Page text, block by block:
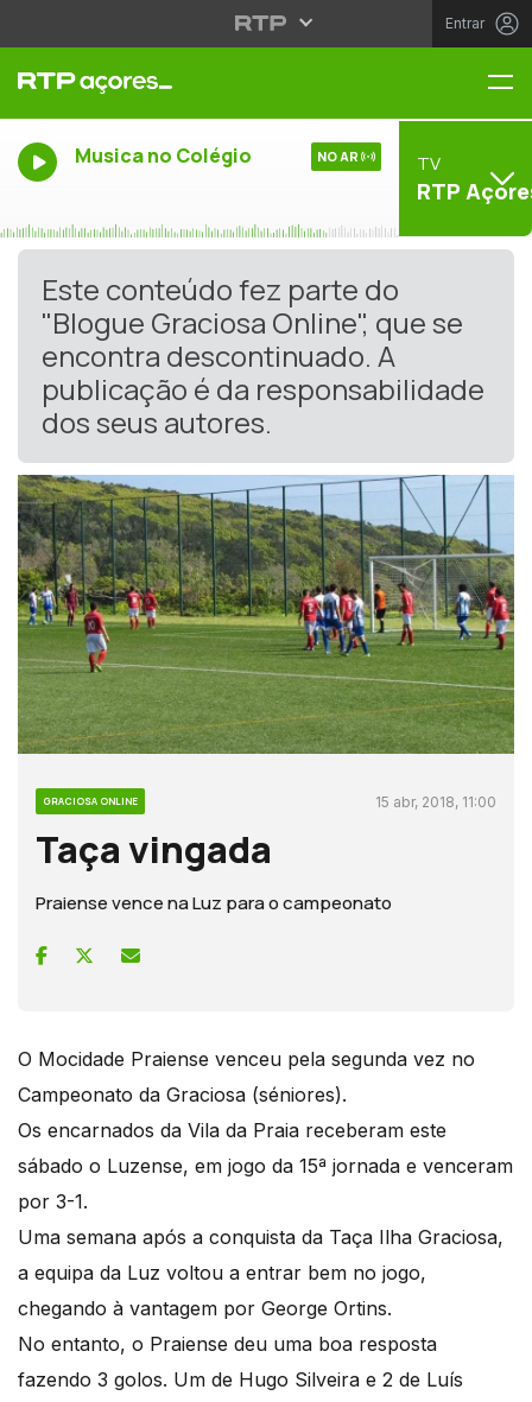
Entrar
Musica no Colégio NO AR TV
RTP
Este conteúdo fez parte do
"Blogue Graciosa Online", que se
encontra descontinuado. A
publicação é da responsabilidade
dos seus autores.
GRACIOSA ONLINE 15 abr, 2018, 11:00
Taça vingada
Praiense vence na Luz para o campeonato
O Mocidade Praiense venceu pela segunda vez no
Campeonato da Graciosa (séniores).
Os encarnados da Vila da Praia receberam este
sábado o Luzense, em jogo da 15ª jornada e venceram
por 3-1.
Uma semana após a conquista da Taça Ilha Graciosa,
a equipa da Luz voltou a entrar bem no jogo,
chegando à vantagem por George Ortins.
No entanto, o Praiense deu uma boa resposta
fazendo 3 golos. Um de Hugo Silveira e 2 de Luís